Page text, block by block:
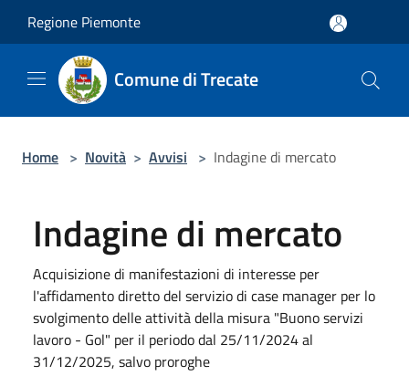
Regione Piemonte
Comune di Trecate
Home > Novità > Avvisi > Indagine di mercato
Indagine di mercato
Acquisizione di manifestazioni di interesse per
l'affidamento diretto del servizio di case manager per lo
svolgimento delle attività della misura "Buono servizi
lavoro - Gol" per il periodo dal 25/11/2024 al
31/12/2025, salvo proroghe